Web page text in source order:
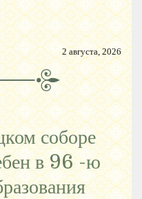
2 августа, 2026
соборе
в 96 -ю